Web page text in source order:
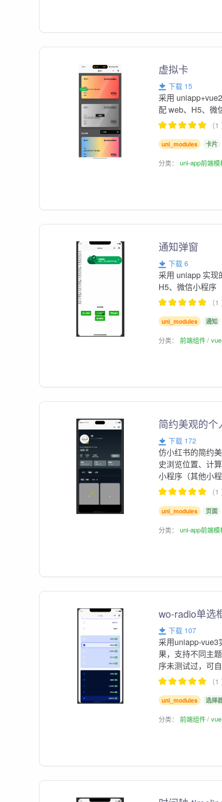
虚拟卡
下载 15
采用
配 web、H5、微
（
uni_modules 卡片
分类：uni-app前端模
通知弹窗
下载 6
采用 uniapp 实
H5、微信小程序
（
uni_modules 通知
分类：前端组件
简约美观的
下载 172
仿小红书的简约
史浏览位置、计
小程序（其他小
（
uni_modules 页面
分类：uni-app前端模
wo-radio单选
下载 107
采用uniapp-vue3
果，支持不同主
序未测试过，可
（
uni_modules 选择
分类：前端组件